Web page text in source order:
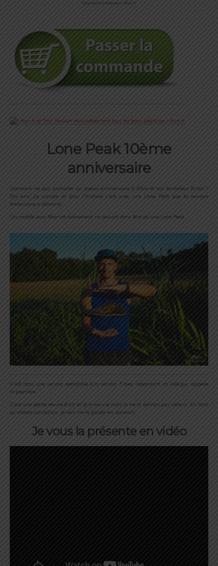
Chez notre partenaire i-Run.fr
Lone Peak 10ème
anniversaire
Comment ne pas souhaiter un joyeux anniversaire à Altra et son fondateur Brian ?
Dix ans, ça compte et pour l’histoire c’est avec une Lone Peak que la marque
Américaine a démarré.
Un modèle pour fêter cet évènement ne pouvait donc être qu’une Lone Peak.
C’est donc une version semblable à la version 5 avec cependant un look qui rappelle
la première.
C’est une petite oeuvre d’art et je m’excuse mais je ne la salirais pas celle-ci. En tant
qu’adepte convaincu, je vais me la garder en souvenir.
Je vous la présente en vidéo